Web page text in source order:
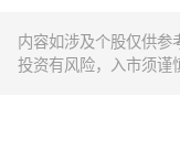
内容如涉及个股仅供参
投资有风险，入市须谨